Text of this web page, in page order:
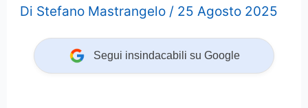
Di Stefano Mastrangelo / 25 Agosto 2025
Segui insindacabili su Google